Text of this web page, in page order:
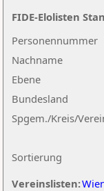
Nachname
Ebene
Sortierung
Personennummer
Bundesland
Spgem./Kreis/
Vereinslisten:
FIDE-Elolisten